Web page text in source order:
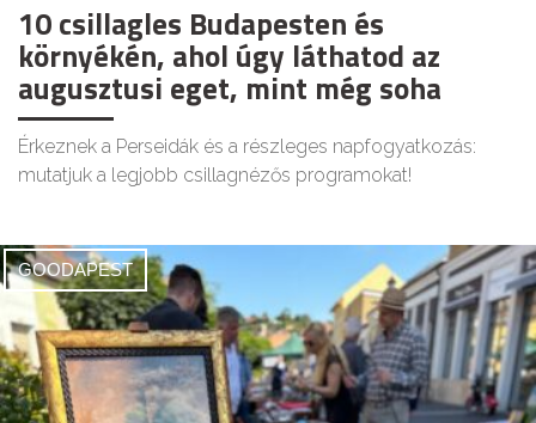
10 csillagles Budapesten és
környékén, ahol úgy láthatod az
augusztusi eget, mint még soha
Érkeznek a Perseidák és a részleges napfogyatkozás:
mutatjuk a legjobb csillagnézős programokat!
GOODAPEST